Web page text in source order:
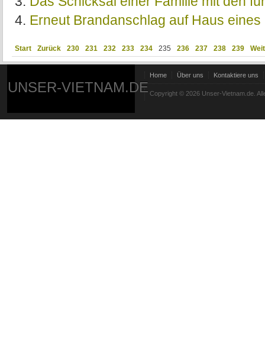
Erneut Brandanschlag auf Haus eines
Start Zurück 230 231 232 233 234 235 236 237 238 239
UNSER-VIETNAM.DE
Home Über uns Kontaktiere uns
Copyright © 2026 Unser-Vietnam.de.